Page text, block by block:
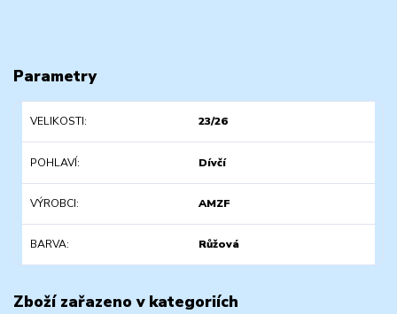
Parametry
VELIKOSTI 23/26
POHLAVÍ Dívčí
VÝROBCI AMZF
BARVA Růžová
Zboží zařazeno v kategoriích